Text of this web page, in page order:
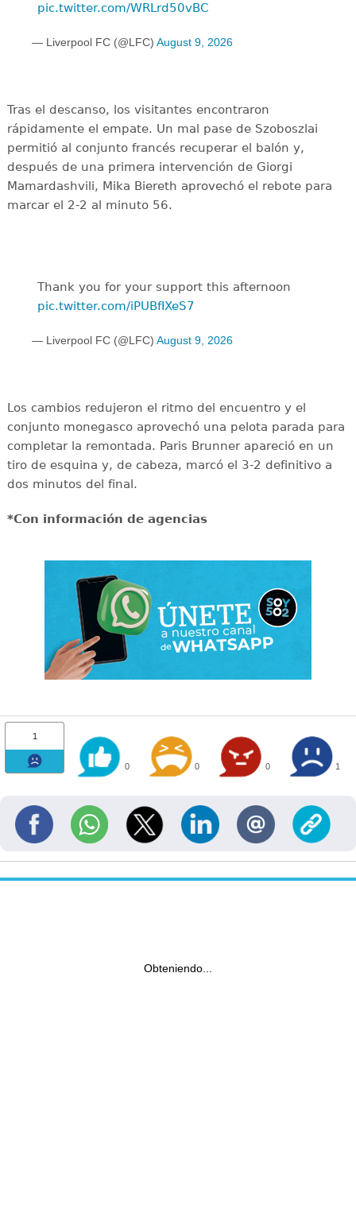
pic.twitter.com/WRLrd50vBC
— Liverpool FC (@LFC) August 9, 2026
Tras el descanso, los visitantes encontraron
rápidamente el empate. Un mal pase de Szoboszlai
permitió al conjunto francés recuperar el balón y,
después de una primera intervención de Giorgi
Mamardashvili, Mika Biereth aprovechó el rebote para
marcar el 2-2 al minuto 56.
Thank you for your support this afternoon
pic.twitter.com/iPUBfIXeS7
— Liverpool FC (@LFC) August 9, 2026
Los cambios redujeron el ritmo del encuentro y el
conjunto monegasco aprovechó una pelota parada para
completar la remontada. Paris Brunner apareció en un
tiro de esquina y, de cabeza, marcó el 3-2 definitivo a
dos minutos del final.
*Con información de agencias
1
0 0 0 1
Obteniendo...